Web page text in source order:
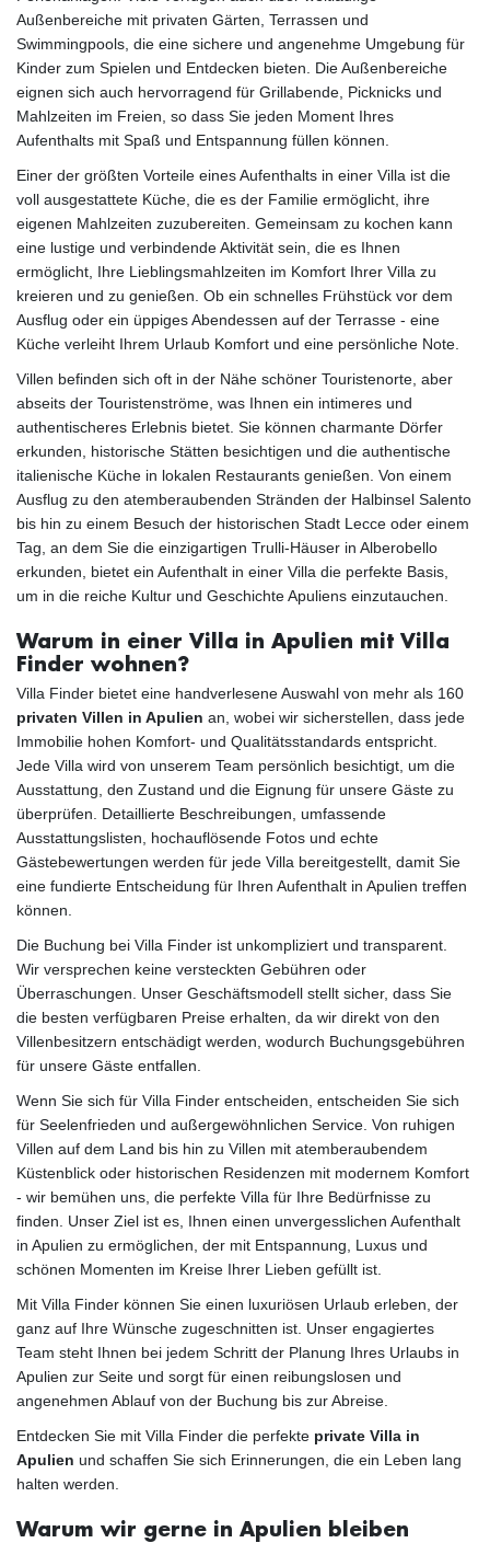
Außenbereiche mit privaten Gärten, Terrassen und
Swimmingpools, die eine sichere und angenehme Umgebung für
Kinder zum Spielen und Entdecken bieten. Die Außenbereiche
eignen sich auch hervorragend für Grillabende, Picknicks und
Mahlzeiten im Freien, so dass Sie jeden Moment Ihres
Aufenthalts mit Spaß und Entspannung füllen können.
Einer der größten Vorteile eines Aufenthalts in einer Villa ist die
voll ausgestattete Küche, die es der Familie ermöglicht, ihre
eigenen Mahlzeiten zuzubereiten. Gemeinsam zu kochen kann
eine lustige und verbindende Aktivität sein, die es Ihnen
ermöglicht, Ihre Lieblingsmahlzeiten im Komfort Ihrer Villa zu
kreieren und zu genießen. Ob ein schnelles Frühstück vor dem
Ausflug oder ein üppiges Abendessen auf der Terrasse - eine
Küche verleiht Ihrem Urlaub Komfort und eine persönliche Note.
Villen befinden sich oft in der Nähe schöner Touristenorte, aber
abseits der Touristenströme, was Ihnen ein intimeres und
authentischeres Erlebnis bietet. Sie können charmante Dörfer
erkunden, historische Stätten besichtigen und die authentische
italienische Küche in lokalen Restaurants genießen. Von einem
Ausflug zu den atemberaubenden Stränden der Halbinsel Salento
bis hin zu einem Besuch der historischen Stadt Lecce oder einem
Tag, an dem Sie die einzigartigen Trulli-Häuser in Alberobello
erkunden, bietet ein Aufenthalt in einer Villa die perfekte Basis,
um in die reiche Kultur und Geschichte Apuliens einzutauchen.
Warum in einer Villa in Apulien mit Villa
Finder wohnen?
Villa Finder bietet eine handverlesene Auswahl von mehr als 160
privaten Villen in Apulien an, wobei wir sicherstellen, dass jede
Immobilie hohen Komfort- und Qualitätsstandards entspricht.
Jede Villa wird von unserem Team persönlich besichtigt, um die
Ausstattung, den Zustand und die Eignung für unsere Gäste zu
überprüfen. Detaillierte Beschreibungen, umfassende
Ausstattungslisten, hochauflösende Fotos und echte
Gästebewertungen werden für jede Villa bereitgestellt, damit Sie
eine fundierte Entscheidung für Ihren Aufenthalt in Apulien treffen
können.
Die Buchung bei Villa Finder ist unkompliziert und transparent.
Wir versprechen keine versteckten Gebühren oder
Überraschungen. Unser Geschäftsmodell stellt sicher, dass Sie
die besten verfügbaren Preise erhalten, da wir direkt von den
Villenbesitzern entschädigt werden, wodurch Buchungsgebühren
für unsere Gäste entfallen.
Wenn Sie sich für Villa Finder entscheiden, entscheiden Sie sich
für Seelenfrieden und außergewöhnlichen Service. Von ruhigen
Villen auf dem Land bis hin zu Villen mit atemberaubendem
Küstenblick oder historischen Residenzen mit modernem Komfort
- wir bemühen uns, die perfekte Villa für Ihre Bedürfnisse zu
finden. Unser Ziel ist es, Ihnen einen unvergesslichen Aufenthalt
in Apulien zu ermöglichen, der mit Entspannung, Luxus und
schönen Momenten im Kreise Ihrer Lieben gefüllt ist.
Mit Villa Finder können Sie einen luxuriösen Urlaub erleben, der
ganz auf Ihre Wünsche zugeschnitten ist. Unser engagiertes
Team steht Ihnen bei jedem Schritt der Planung Ihres Urlaubs in
Apulien zur Seite und sorgt für einen reibungslosen und
angenehmen Ablauf von der Buchung bis zur Abreise.
Entdecken Sie mit Villa Finder die perfekte private Villa in
Apulien und schaffen Sie sich Erinnerungen, die ein Leben lang
halten werden.
Warum wir gerne in Apulien bleiben